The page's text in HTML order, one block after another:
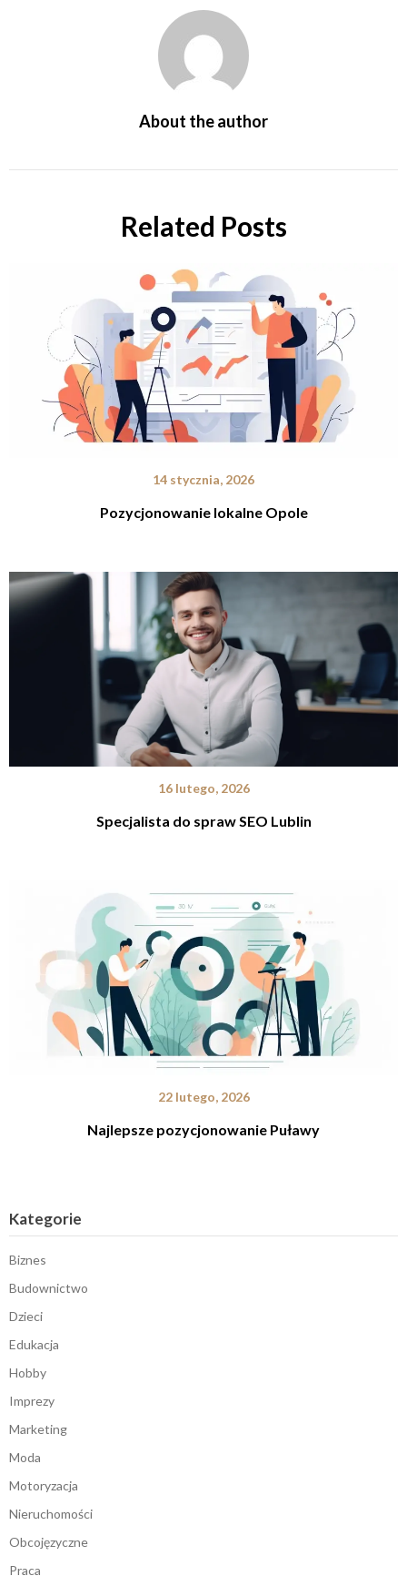
About the author
Related Posts
14 stycznia, 2026
Pozycjonowanie lokalne Opole
16 lutego, 2026
Specjalista do spraw SEO Lublin
22 lutego, 2026
Najlepsze pozycjonowanie Puławy
Kategorie
Biznes
Budownictwo
Dzieci
Edukacja
Hobby
Imprezy
Marketing
Moda
Motoryzacja
Nieruchomości
Obcojęzyczne
Praca